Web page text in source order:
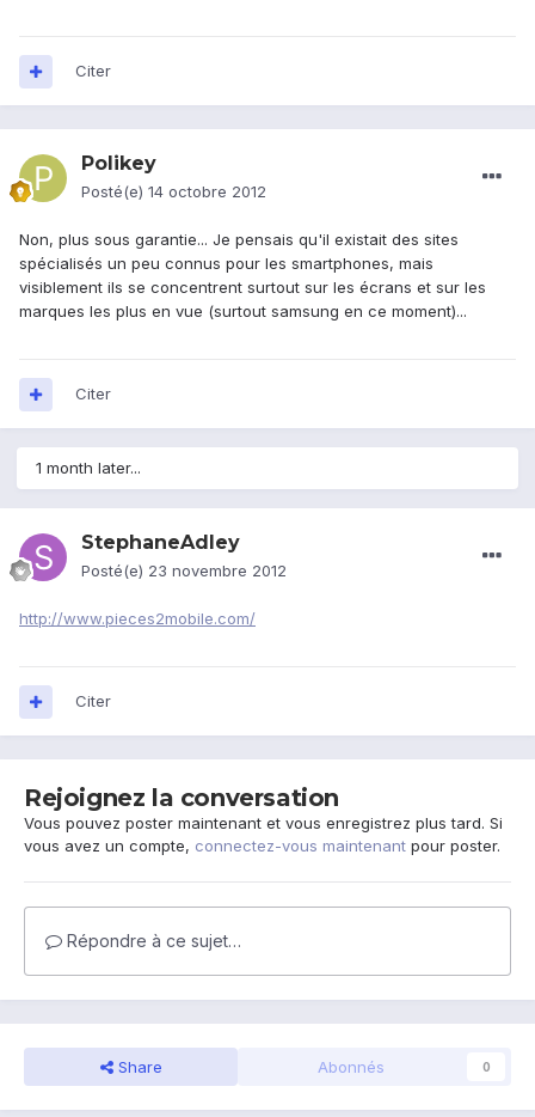
Citer
Polikey
Posté(e) 14 octobre 2012
Non, plus sous garantie... Je pensais qu'il existait des sites
spécialisés un peu connus pour les smartphones, mais
visiblement ils se concentrent surtout sur les écrans et sur les
marques les plus en vue (surtout samsung en ce moment)...
Citer
1 month later...
StephaneAdley
Posté(e) 23 novembre 2012
http://www.pieces2mobile.com/
Citer
Rejoignez la conversation
Vous pouvez poster maintenant et vous enregistrez plus tard. Si
vous avez un compte, connectez-vous maintenant pour poster.
Répondre à ce sujet…
Share Abonnés 0